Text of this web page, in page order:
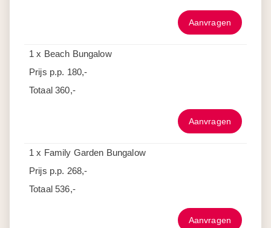
Aanvragen
1 x Beach Bungalow
Prijs p.p. 180,-
Totaal360,-
Aanvragen
1 x Family Garden Bungalow
Prijs p.p. 268,-
Totaal536,-
Aanvragen